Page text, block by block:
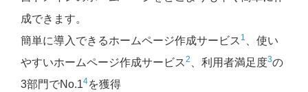
成できます。
簡単に導入できるホームページ作成サービス 1
、使い
やすいホームページ作成サービス2 、利用者満足度3の
3部門でNo.14を獲得